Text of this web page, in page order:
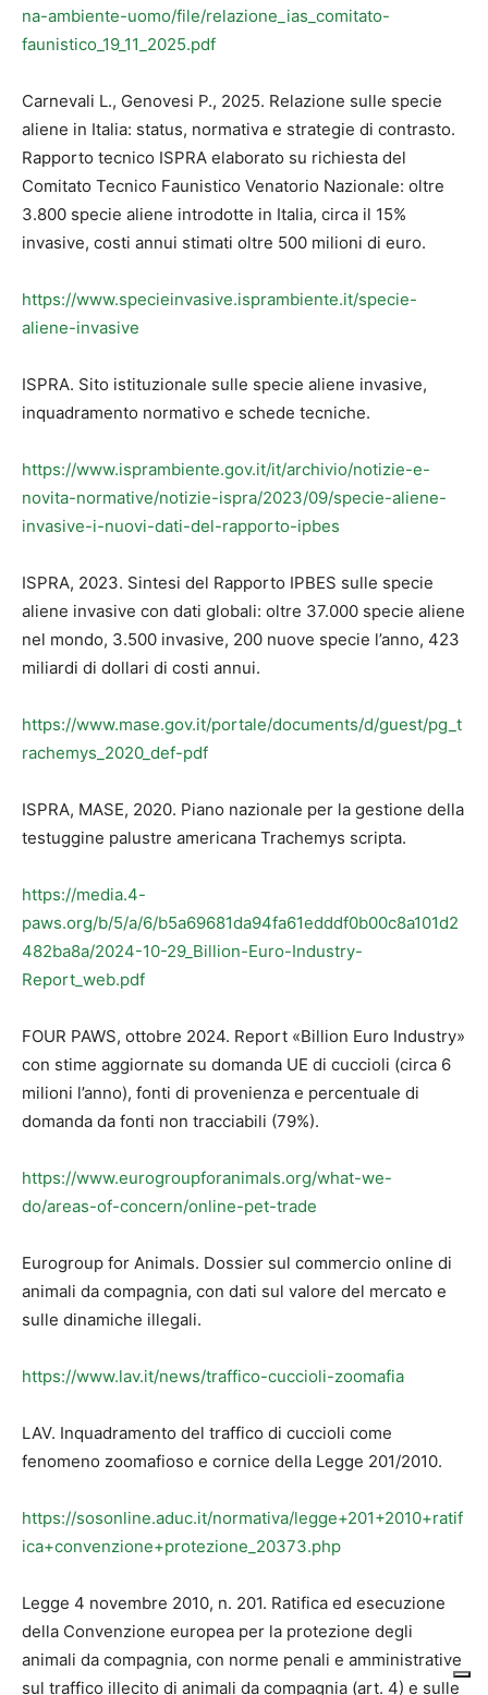
na-ambiente-uomo/file/relazione_ias_comitato-
faunistico_19_11_2025.pdf
Carnevali L., Genovesi P., 2025. Relazione sulle specie
aliene in Italia: status, normativa e strategie di contrasto.
Rapporto tecnico ISPRA elaborato su richiesta del
Comitato Tecnico Faunistico Venatorio Nazionale: oltre
3.800 specie aliene introdotte in Italia, circa il 15%
invasive, costi annui stimati oltre 500 milioni di euro.
https://www.specieinvasive.isprambiente.it/specie-
aliene-invasive
ISPRA. Sito istituzionale sulle specie aliene invasive,
inquadramento normativo e schede tecniche.
https://www.isprambiente.gov.it/it/archivio/notizie-e-
novita-normative/notizie-ispra/2023/09/specie-aliene-
invasive-i-nuovi-dati-del-rapporto-ipbes
ISPRA, 2023. Sintesi del Rapporto IPBES sulle specie
aliene invasive con dati globali: oltre 37.000 specie aliene
nel mondo, 3.500 invasive, 200 nuove specie l’anno, 423
miliardi di dollari di costi annui.
https://www.mase.gov.it/portale/documents/d/guest/pg_t
rachemys_2020_def-pdf
ISPRA, MASE, 2020. Piano nazionale per la gestione della
testuggine palustre americana Trachemys scripta.
https://media.4-
paws.org/b/5/a/6/b5a69681da94fa61edddf0b00c8a101d2
482ba8a/2024-10-29_Billion-Euro-Industry-
Report_web.pdf
FOUR PAWS, ottobre 2024. Report «Billion Euro Industry»
con stime aggiornate su domanda UE di cuccioli (circa 6
milioni l’anno), fonti di provenienza e percentuale di
domanda da fonti non tracciabili (79%).
https://www.eurogroupforanimals.org/what-we-
do/areas-of-concern/online-pet-trade
Eurogroup for Animals. Dossier sul commercio online di
animali da compagnia, con dati sul valore del mercato e
sulle dinamiche illegali.
https://www.lav.it/news/traffico-cuccioli-zoomafia
LAV. Inquadramento del traffico di cuccioli come
fenomeno zoomafioso e cornice della Legge 201/2010.
https://sosonline.aduc.it/normativa/legge+201+2010+ratif
ica+convenzione+protezione_20373.php
Legge 4 novembre 2010, n. 201. Ratifica ed esecuzione
della Convenzione europea per la protezione degli
animali da compagnia, con norme penali e amministrative
sul traffico illecito di animali da compagnia (art. 4) e sulle